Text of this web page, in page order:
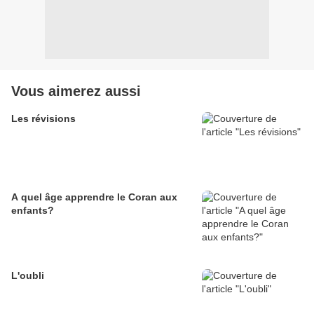
Vous aimerez aussi
Les révisions
A quel âge apprendre le Coran aux
enfants?
L'oubli